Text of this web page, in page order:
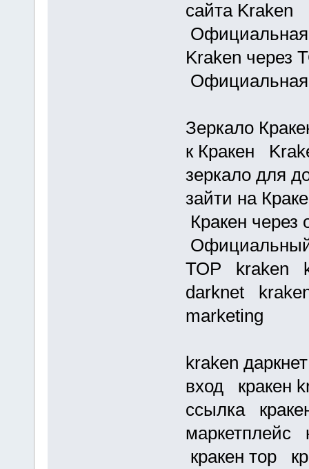
сайта Kraken
Официальная
Kraken через
Официальная
Зеркало
к Кракен
зеркало для
зайти на
Кракен
Официальный
ТОР kraken
darknet
marketing
kraken
вход кракен
ссылка
маркетплейс
кракен тор